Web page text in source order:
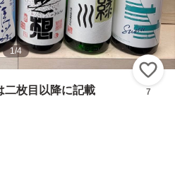
1/4
枚目以降に記載 7